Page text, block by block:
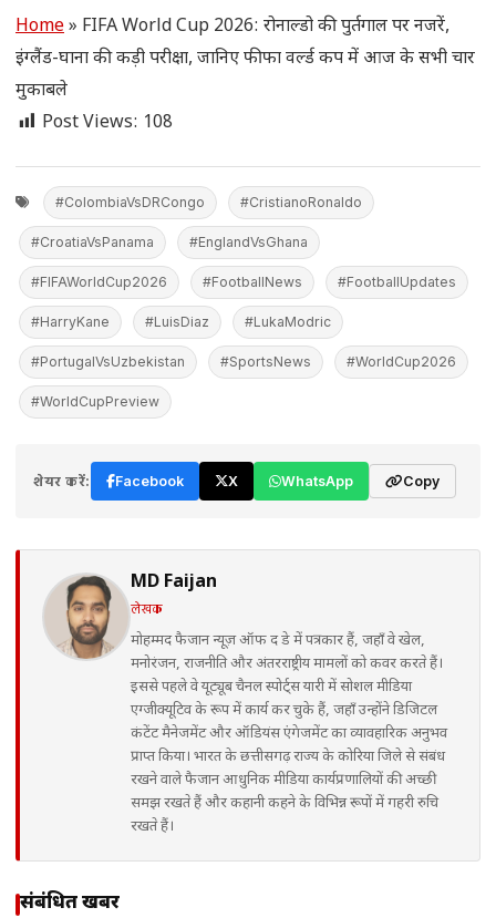
Home» FIFA World Cup 2026: रोनाल्डो की पुर्तगाल पर नजरें,
इंग्लैंड-घाना की कड़ी परीक्षा, जानिए फीफा वर्ल्ड कप में आज के सभी चार
मुकाबले
Post Views: 108
#ColombiaVsDRCongo #CristianoRonaldo
#CroatiaVsPanama #EnglandVsGhana
#FIFAWorldCup2026 #FootballNews #FootballUpdates
#HarryKane #LuisDiaz #LukaModric
#PortugalVsUzbekistan #SportsNews #WorldCup2026
#WorldCupPreview
शेयर करें: Facebook X WhatsApp Copy
MD Faijan
लेखक
मोहम्मद फैजान न्यूज़ ऑफ द डे में पत्रकार हैं, जहाँ वे खेल,
मनोरंजन, राजनीति और अंतरराष्ट्रीय मामलों को कवर करते हैं।
इससे पहले वे यूट्यूब चैनल स्पोर्ट्स यारी में सोशल मीडिया
एग्जीक्यूटिव के रूप में कार्य कर चुके हैं, जहाँ उन्होंने डिजिटल
कंटेंट मैनेजमेंट और ऑडियंस एंगेजमेंट का व्यावहारिक अनुभव
प्राप्त किया। भारत के छत्तीसगढ़ राज्य के कोरिया जिले से संबंध
रखने वाले फैजान आधुनिक मीडिया कार्यप्रणालियों की अच्छी
समझ रखते हैं और कहानी कहने के विभिन्न रूपों में गहरी रुचि
रखते हैं।
संबंधित खबरें